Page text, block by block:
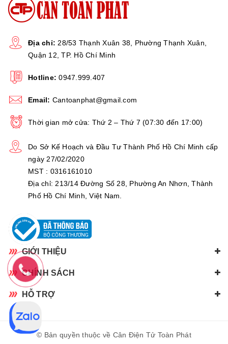
Địa chỉ: 28/53 Thạnh Xuân 38, Phường Thạnh Xuân,
Quận 12, TP. Hồ Chí Minh
Hotline: 0947.999.407
Email: Cantoanphat@gmail.com
Thời gian mở cửa: Thứ 2 – Thứ 7 (07:30 đến 17:00)
Do Sở Kế Hoạch và Đầu Tư Thành Phố Hồ Chí Minh cấp
ngày 27/02/2020
MST : 0316161010
Địa chỉ: 213/14 Đường Số 28, Phường An Nhơn, Thành
Phố Hồ Chí Minh, Việt Nam.
GIỚI THIỆU
CHÍNH SÁCH
HỖ TRỢ
© Bản quyền thuộc về Cân Điện Tử Toàn Phát